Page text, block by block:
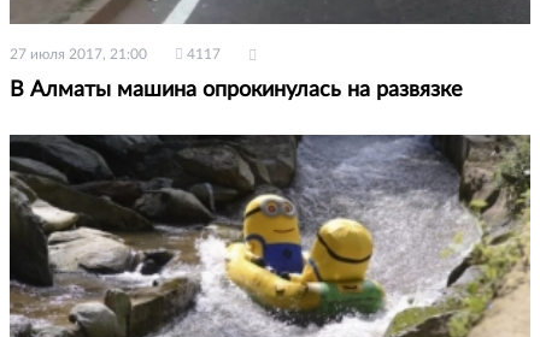
27 июля 2017, 21:00 4117
В Алматы машина опрокинулась на развязке